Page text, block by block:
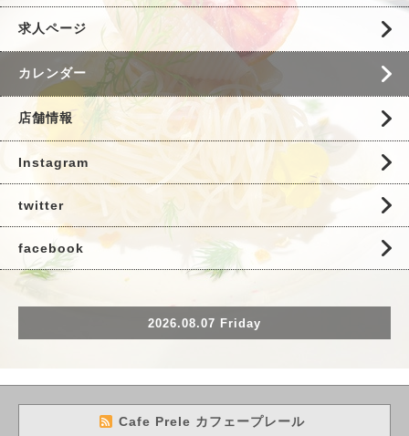
求人ページ
カレンダー
店舗情報
Instagram
twitter
facebook
2026.08.07 Friday
Cafe Prele カフェープレール